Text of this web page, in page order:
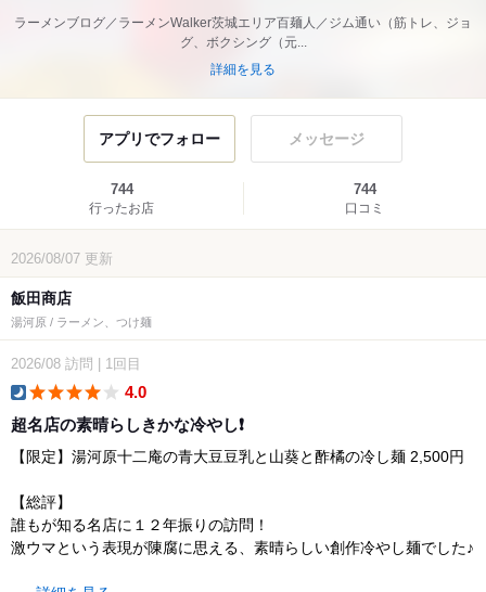
ラーメンブログ／ラーメンWalker茨城エリア百麺人／ジム通い（筋トレ、ジョ
グ、ボクシング（元...
詳細を見る
アプリでフォロー メッセージ
744
行ったお店
744
口コミ
2026/08/07 更新
飯田商店
湯河原 / ラーメン、つけ麺
2026/08 訪問 1回目
4.0
超名店の素晴らしきかな冷やし❗️
【限定】湯河原十二庵の青大豆豆乳と山葵と酢橘の冷し麺 2,500円
【総評】
誰もが知る名店に１２年振りの訪問！
激ウマという表現が陳腐に思える、素晴らしい創作冷やし麺でした♪